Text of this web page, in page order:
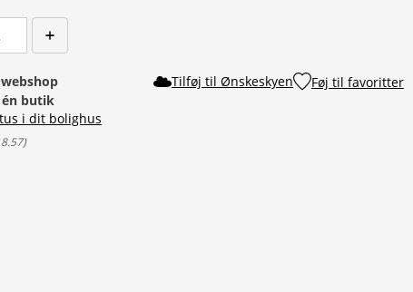
én butik
i dit bolighus
)
Tilføj til Ønskeskyen Føj til favoritter